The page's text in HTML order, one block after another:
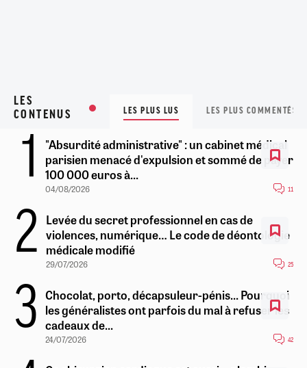
LES
CONTENUS
LES PLUS LUS LES PLUS COMMENTÉS
"Absurdité administrative" : un cabinet médical
parisien menacé d'expulsion et sommé de payer
100 000 euros à...
04/08/2026 11
Levée du secret professionnel en cas de
violences, numérique… Le code de déontologie
médicale modifié
29/07/2026 25
Chocolat, porto, décapsuleur-pénis... Pourquoi
les généralistes ont parfois du mal à refuser les
cadeaux de...
24/07/2026 42